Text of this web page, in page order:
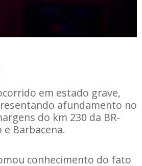
em estado grave,
afundamento no
do km 230 da BR-
Barbacena.
conhecimento do fato